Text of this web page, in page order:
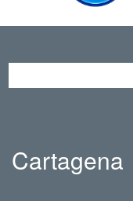
Cartagena